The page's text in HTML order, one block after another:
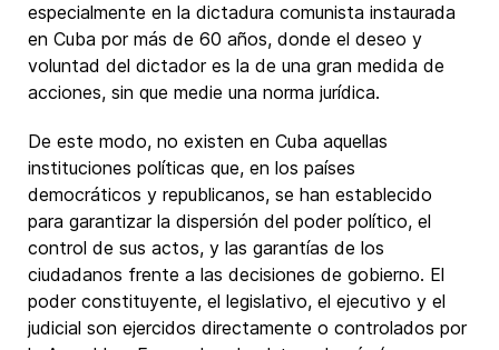
especialmente en la dictadura comunista instaurada
en Cuba por más de 60 años, donde el deseo y
voluntad del dictador es la de una gran medida de
acciones, sin que medie una norma jurídica.
De este modo, no existen en Cuba aquellas
instituciones políticas que, en los países
democráticos y republicanos, se han establecido
para garantizar la dispersión del poder político, el
control de sus actos, y las garantías de los
ciudadanos frente a las decisiones de gobierno. El
poder constituyente, el legislativo, el ejecutivo y el
judicial son ejercidos directamente o controlados por